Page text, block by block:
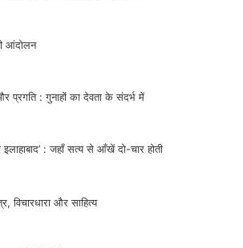
आंदोलन
प्रगति : गुनाहों का देवता के संदर्भ में
इलाहाबाद’ : जहाँ सत्य से आँखें दो-चार होती
विचारधारा और साहित्य